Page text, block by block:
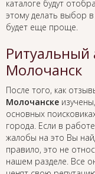
каталоге будут
этому делать выбор
будет еще проще.
Ритуальный
Молочанск
После того, как
Молочанске
основных
города. Если в
жалобы на это Вы
правило, это не
нашем разделе. Все